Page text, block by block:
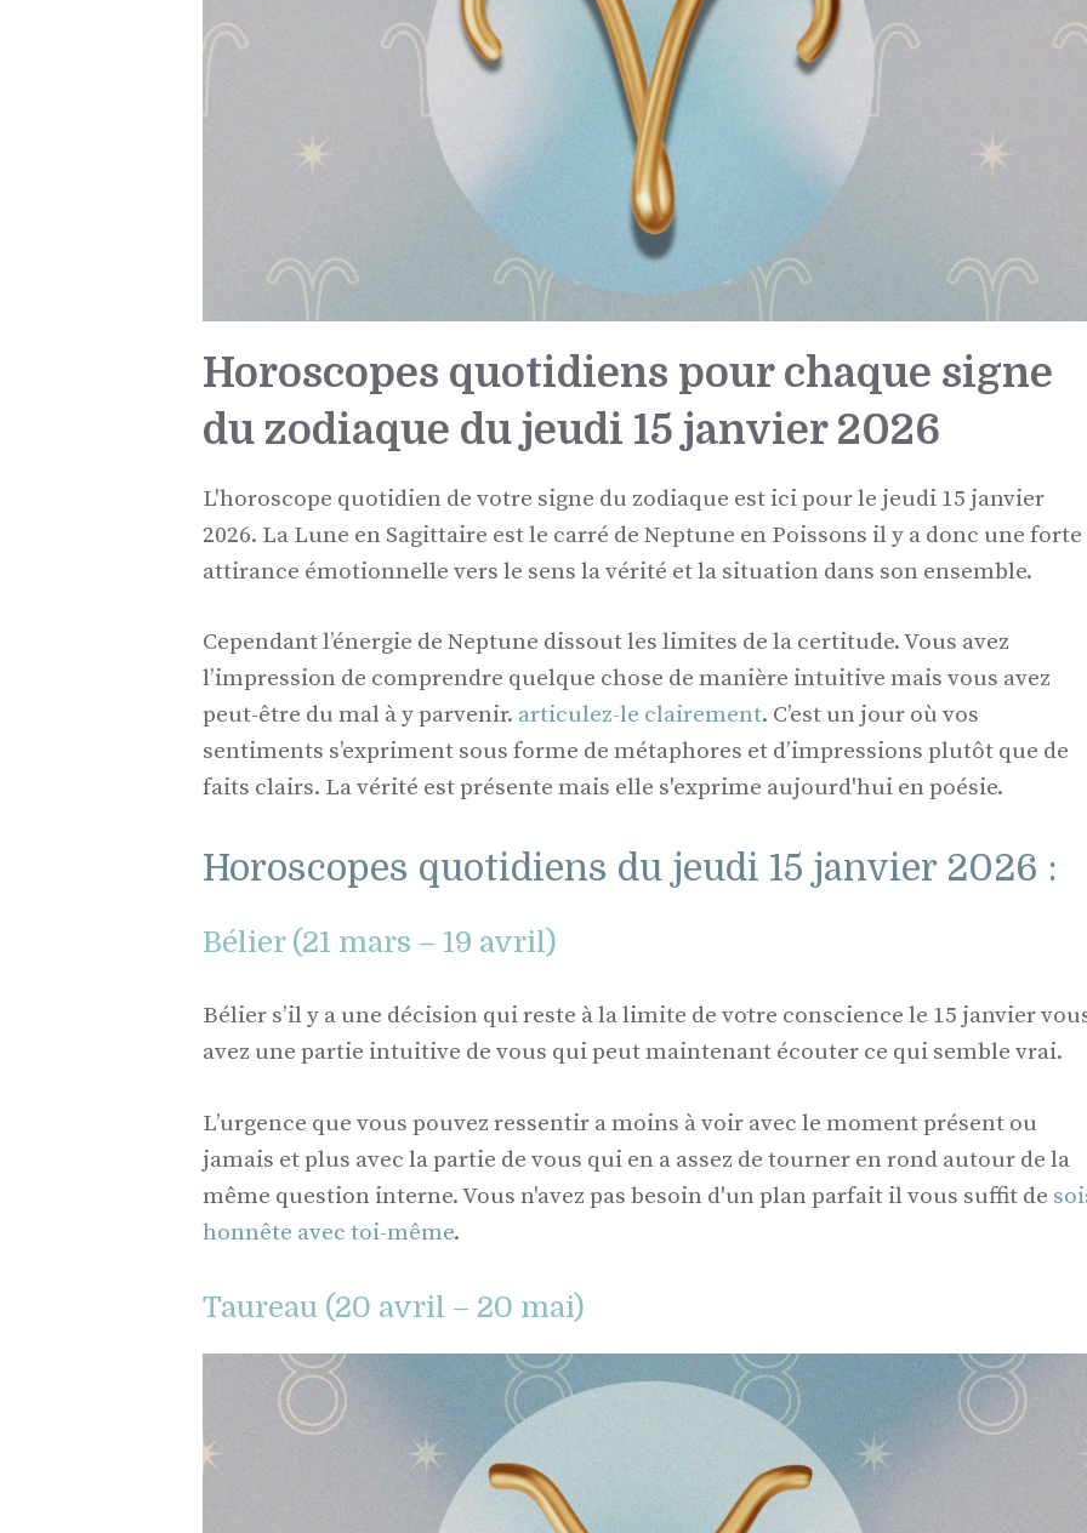
Horoscopes quotidiens pour chaque signe
du zodiaque du jeudi 15 janvier 2026
L'horoscope quotidien de votre signe du zodiaque est ici pour le jeudi 15 janvier
2026. La Lune en Sagittaire est le carré de Neptune en Poissons il y a donc une forte
attirance émotionnelle vers le sens la vérité et la situation dans son ensemble.
Cependant l’énergie de Neptune dissout les limites de la certitude. Vous avez
l’impression de comprendre quelque chose de manière intuitive mais vous avez
peut-être du mal à y parvenir. articulez-le clairement. C’est un jour où vos
sentiments s’expriment sous forme de métaphores et d’impressions plutôt que de
faits clairs. La vérité est présente mais elle s'exprime aujourd'hui en poésie.
Horoscopes quotidiens du jeudi 15 janvier 2026 :
Bélier (21 mars – 19 avril)
Bélier s’il y a une décision qui reste à la limite de votre conscience le 15 janvier
avez une partie intuitive de vous qui peut maintenant écouter ce qui semble vrai.
L’urgence que vous pouvez ressentir a moins à voir avec le moment présent ou
jamais et plus avec la partie de vous qui en a assez de tourner en rond autour de la
même question interne. Vous n'avez pas besoin d'un plan parfait il vous suffit de
honnête avec toi-même.
Taureau (20 avril – 20 mai)